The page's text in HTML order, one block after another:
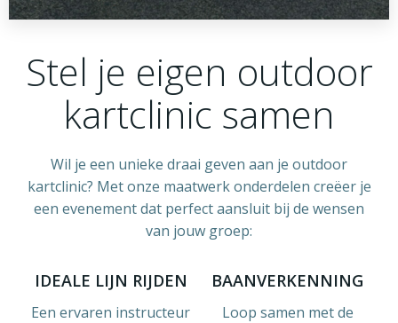
Stel je eigen outdoor
kartclinic samen
Wil je een unieke draai geven aan je outdoor
kartclinic? Met onze maatwerk onderdelen creëer je
een evenement dat perfect aansluit bij de wensen
van jouw groep:
IDEALE LIJN RIJDEN
Een ervaren instructeur
BAANVERKENNING
Loop samen met de